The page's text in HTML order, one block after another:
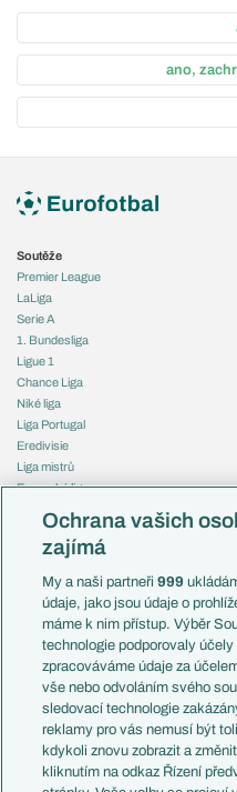
ano,
Soutěže
Premier League
LaLiga
Serie A
1. Bundesliga
Ligue 1
Chance Liga
Niké liga
Liga Portugal
Eredivisie
Liga mistrů
Evropská liga
Mistrovství světa
Liga národů
Témata
Představení týmů MS
EuroSkauting
PL v kostce
Evropské koeficienty
Přestupy
Přestupové spekulace
Zranění
Ochrana vašich
zajímá
My a naši partneři999
údaje, jako jsou údaje o
máme k nim přístup. Výběr
technologie podporovaly
zpracováváme údaje za
vše nebo odvoláním svého
sledovací technologie
reklamy pro vás nemusí být
kdykoli znovu zobrazit a
kliknutím na odkaz Řízení